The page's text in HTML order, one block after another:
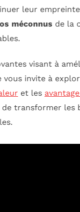
leur
méconnus de la
visant à
vous invite à
et les
transformer les